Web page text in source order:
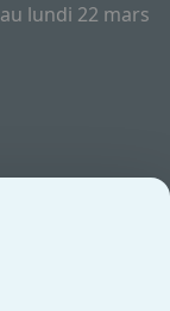
lundi 22 mars